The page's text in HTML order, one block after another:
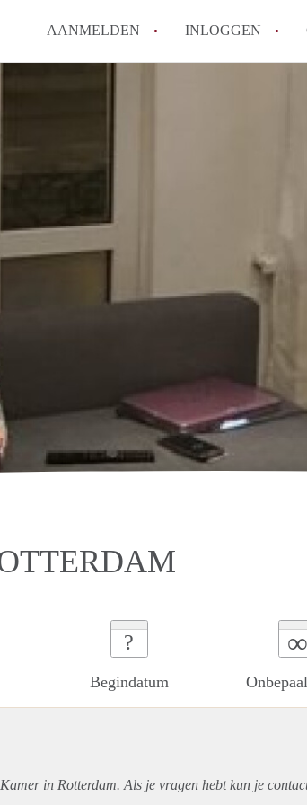
AANMELDEN INLOGGEN
Moet
In
?
Begindatum
∞
in Rotterdam. Als je vragen hebt kun je